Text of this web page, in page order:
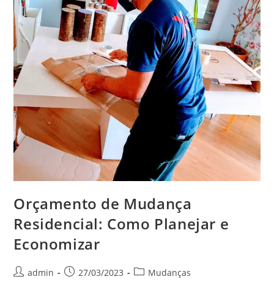
Orçamento de Mudança
Residencial: Como Planejar e
Economizar
admin 27/03/2023 Mudanças